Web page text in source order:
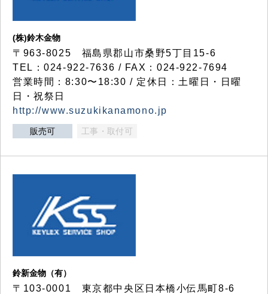
(株)鈴木金物
〒963-8025 福島県郡山市桑野5丁目15-6
TEL：024-922-7636 / FAX：024-922-7694
営業時間：8:30〜18:30 / 定休日：土曜日・日曜
日・祝祭日
http://www.suzukikanamono.jp
販売可 工事・取付可
鈴新金物（有）
〒103-0001 東京都中央区日本橋小伝馬町8-6